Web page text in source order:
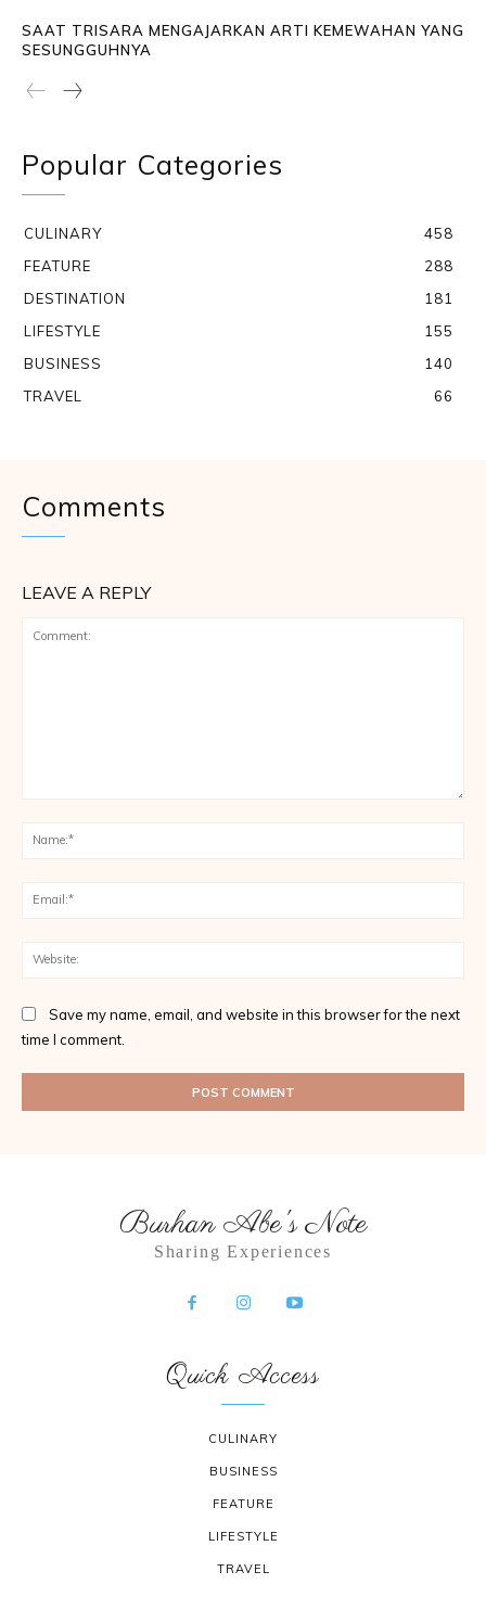
SAAT TRISARA MENGAJARKAN ARTI KEMEWAHAN YANG
SESUNGGUHNYA
Popular Categories
CULINARY
458
FEATURE
288
DESTINATION
181
LIFESTYLE
155
BUSINESS
140
TRAVEL
66
Comments
LEAVE A REPLY
Save my name, email, and website in this browser for the next
time I comment.
Burhan Abe's Note
Sharing Experiences
Quick Access
CULINARY
BUSINESS
FEATURE
LIFESTYLE
TRAVEL